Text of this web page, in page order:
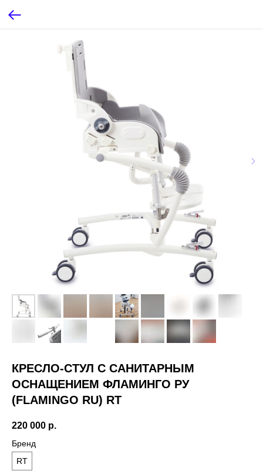
КРЕСЛО-СТУЛ С САНИТАРНЫМ
ОСНАЩЕНИЕМ ФЛАМИНГО РУ
(FLAMINGO RU) RT
220 000 р.
Бренд
RT